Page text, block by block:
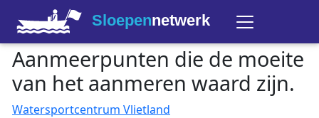
Sloepennetwerk
Aanmeerpunten die de moeite
van het aanmeren waard zijn.
Watersportcentrum Vlietland